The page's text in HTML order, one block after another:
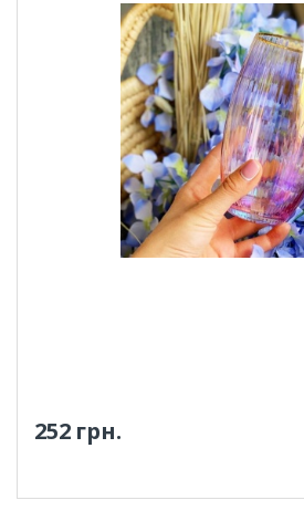
252 грн.